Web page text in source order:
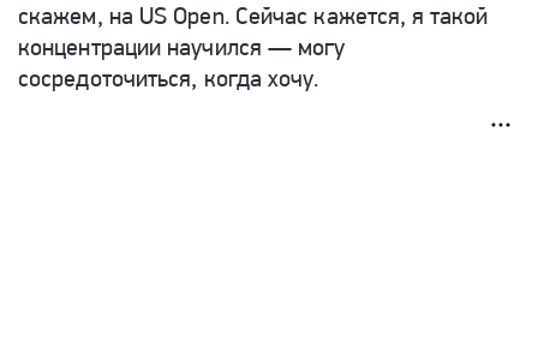
скажем, на US Open. Сейчас кажется, я такой
концентрации научился — могу
сосредоточиться, когда хочу.